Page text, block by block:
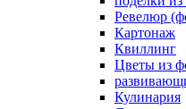
Ревелюр
Картонаж
Квиллинг
Цветы из
Кулинария